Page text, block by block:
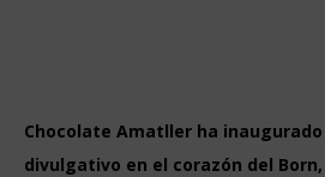
Chocolate Amatller ha
divulgativo en el corazón del